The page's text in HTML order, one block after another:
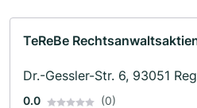
TeReBe
Dr.-Gessler-Str. 6, 93051
0.0 (0)